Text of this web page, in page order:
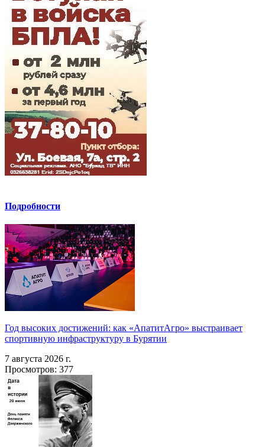
Подробности
Год высоких достижений: как «АпатитАгро» выстраивает
спортивную инфраструктуру в Бурятии
7 августа 2026 г.
Просмотров: 377